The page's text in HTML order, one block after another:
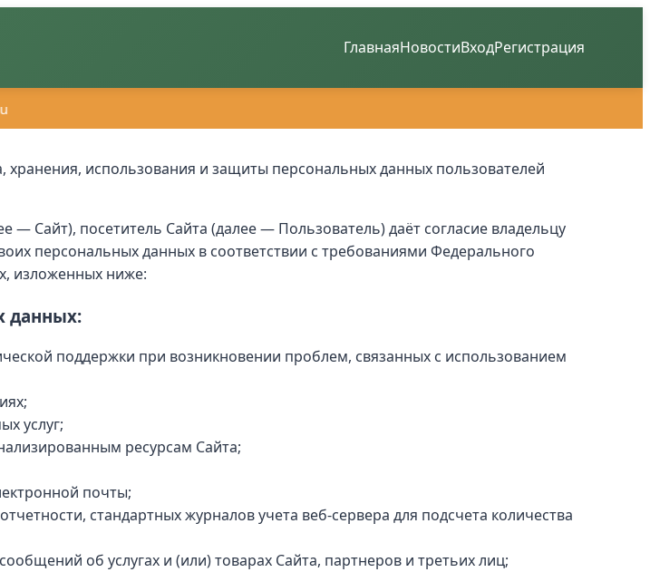
ГлавнаяНовостиВходРегистрация
использования и защиты персональных данных пользователей
Сайт), посетитель Сайта (далее — Пользователь) даёт согласие владельцу
персональных данных в соответствии с требованиями Федерального
изложенных ниже:
данных:
поддержки при возникновении проблем, связанных с использованием
услуг;
ресурсам Сайта;
почты;
стандартных журналов учета веб-сервера для подсчета количества
об услугах и (или) товарах Сайта, партнеров и третьих лиц;